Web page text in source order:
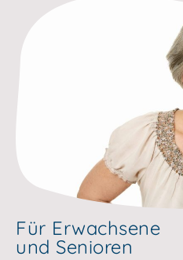
Für Erwachsene
und Senioren